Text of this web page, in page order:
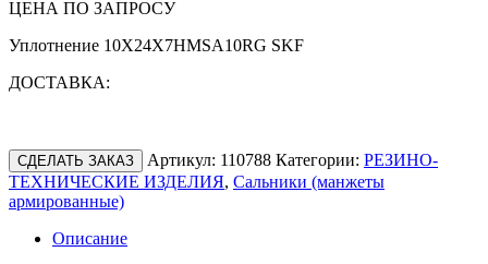
ЦЕНА ПО ЗАПРОСУ
Уплотнение 10X24X7HMSA10RG SKF
ДОСТАВКА:
СДЕЛАТЬ ЗАКАЗ Артикул: 110788 Категории: РЕЗИНО-
ТЕХНИЧЕСКИЕ ИЗДЕЛИЯ, Сальники (манжеты
армированные)
Описание